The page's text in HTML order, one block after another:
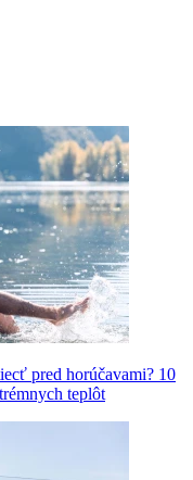
pred horúčavami? 10
teplôt